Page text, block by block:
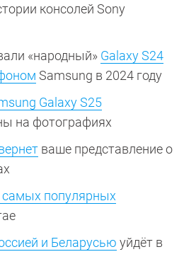
консолей Sony
«народный» Galaxy S24
Samsung в 2024 году
Galaxy S25
на фотографиях
ваше представление о
самых популярных
и Беларусью уйдёт в